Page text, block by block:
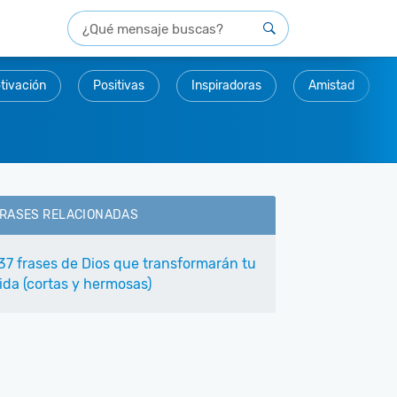
Positivas Inspiradoras Amistad
RELACIONADAS
frases de Dios que transformarán tu
(cortas y hermosas)